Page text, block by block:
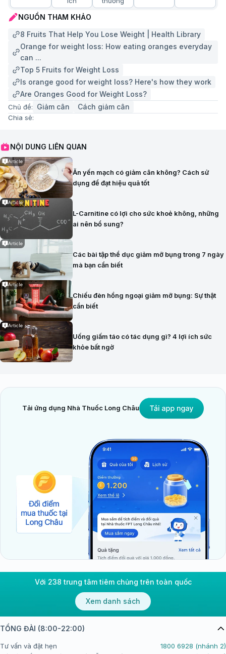
NGUỒN THAM KHẢO
8 Fruits That Help You Lose Weight | Health Library
Orange for weight loss: How eating oranges everyday
can ...
Top 5 Fruits for Weight Loss
Is orange good for weight loss? Here's how they work
Are Oranges Good for Weight Loss?
Chủ đề: Giảm cân Cách giảm cân
Chia sẻ:
NỘI DUNG LIÊN QUAN
Article
Ăn yến mạch có giảm cân không? Cách sử
dụng để đạt hiệu quả tốt
Article
L-Carnitine có lợi cho sức khoẻ không, những
ai nên bổ sung?
Article
Các bài tập thể dục giảm mỡ bụng trong 7 ngày
mà bạn cần biết
Article
Chiếu đèn hồng ngoại giảm mỡ bụng: Sự thật
cần biết
Article
Uống giấm táo có tác dụng gì? 4 lợi ích sức
khỏe bất ngờ
Tải ứng dụng Nhà Thuốc Long Châu
Với 238 trung tâm tiêm chủng trên toàn quốc
Xem danh sách
TỔNG ĐÀI (8:00-22:00)
Tư vấn và đặt hẹn
1800 6928 (nhánh 2)